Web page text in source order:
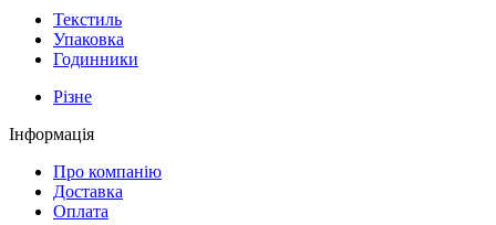
Текстиль
Упаковка
Годинники
Різне
Інформація
Про компанію
Доставка
Оплата